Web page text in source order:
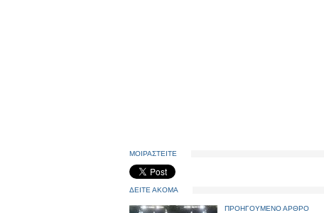
ΜΟΙΡΑΣΤΕΙΤΕ
ΔΕΙΤΕ ΑΚΟΜΑ
ΠΡΟΗΓΟΥΜΕΝΟ ΑΡΘΡΟ